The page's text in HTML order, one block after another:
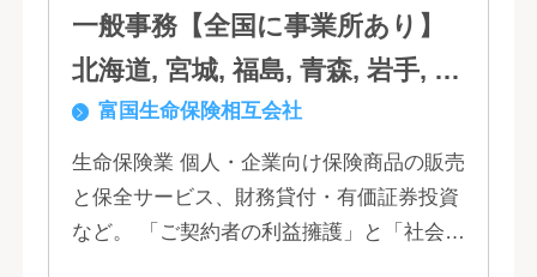
一般事務【全国に事業所あり】
北海道, 宮城, 福島, 青森, 岩手, 秋
田, 山形, 東京, 神奈川, 千葉, 埼
玉, 茨城, 栃木, 群馬, 新潟, 石川,
富山, 福井, 長野, 山梨, 愛知, 静
岡, 三重, 岐阜, 大阪, 京都, 兵庫,
富国生命保険相互会社
生命保険業 個人・企業向け保険商品の販売
と保全サービス、財務貸付・有価証券投資
など。 「ご契約者の利益擁護」と「社会へ